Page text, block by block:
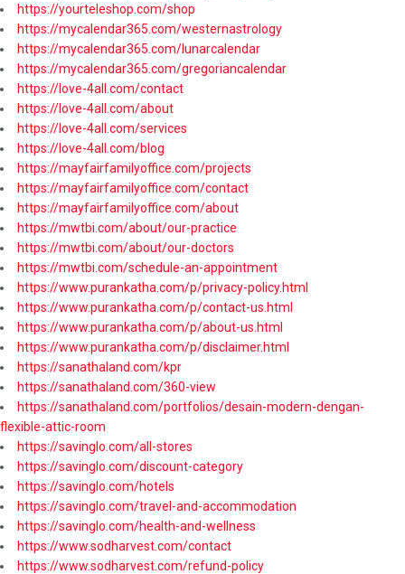
https://yourteleshop.com/shop
https://mycalendar365.com/westernastrology
https://mycalendar365.com/lunarcalendar
https://mycalendar365.com/gregoriancalendar
https://love-4all.com/contact
https://love-4all.com/about
https://love-4all.com/services
https://love-4all.com/blog
https://mayfairfamilyoffice.com/projects
https://mayfairfamilyoffice.com/contact
https://mayfairfamilyoffice.com/about
https://mwtbi.com/about/our-practice
https://mwtbi.com/about/our-doctors
https://mwtbi.com/schedule-an-appointment
https://www.purankatha.com/p/privacy-policy.html
https://www.purankatha.com/p/contact-us.html
https://www.purankatha.com/p/about-us.html
https://www.purankatha.com/p/disclaimer.html
https://sanathaland.com/kpr
https://sanathaland.com/360-view
https://sanathaland.com/portfolios/desain-modern-dengan-
flexible-attic-room
https://savinglo.com/all-stores
https://savinglo.com/discount-category
https://savinglo.com/hotels
https://savinglo.com/travel-and-accommodation
https://savinglo.com/health-and-wellness
https://www.sodharvest.com/contact
https://www.sodharvest.com/refund-policy